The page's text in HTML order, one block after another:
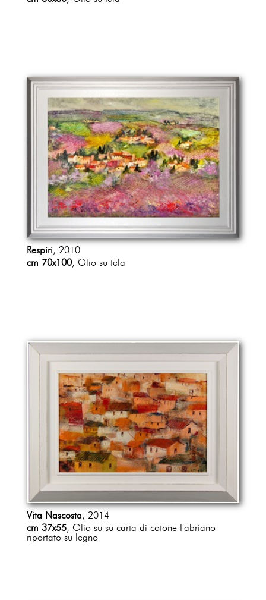
Respiri, 2010
cm 70x100, Olio su tela
Vita Nascosta, 2014
cm 37x55, Olio su su carta di cotone Fabriano
riportato su legno